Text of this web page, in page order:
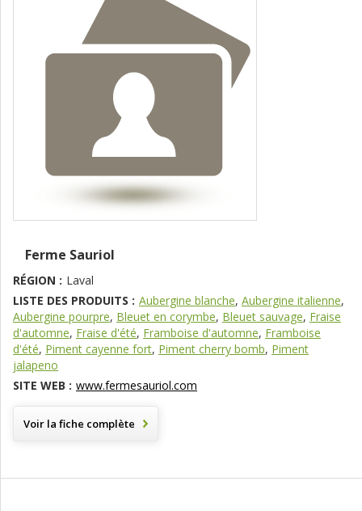
Ferme Sauriol
RÉGION : Laval
LISTE DES PRODUITS : Aubergine blanche, Aubergine italienne,
Aubergine pourpre, Bleuet en corymbe, Bleuet sauvage, Fraise
d'automne, Fraise d'été, Framboise d'automne, Framboise
d'été, Piment cayenne fort, Piment cherry bomb, Piment
jalapeno
SITE WEB : www.fermesauriol.com
Voir la fiche complète